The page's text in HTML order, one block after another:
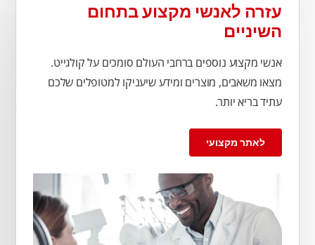
עזרה לאנשי מקצוע בתחום
השיניים
אנשי מקצוע נוספים ברחבי העולם סומכים על קולגייט.
מצאו משאבים, מוצרים ומידע שיעניקו למטופלים שלכם
עתיד בריא יותר.
לאתר מקצועי